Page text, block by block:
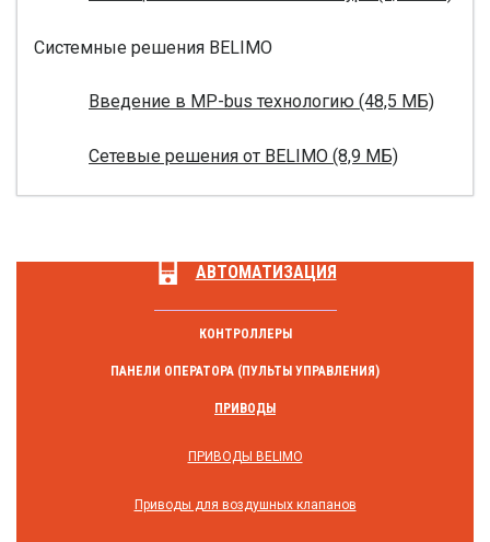
Системные решения BELIMO
Введение в MP-bus технологию (48,5 МБ)
Сетевые решения от BELIMO (8,9 МБ)
АВТОМАТИЗАЦИЯ
КОНТРОЛЛЕРЫ
ПАНЕЛИ ОПЕРАТОРА (ПУЛЬТЫ УПРАВЛЕНИЯ)
ПРИВОДЫ
ПРИВОДЫ BELIMO
Приводы для воздушных клапанов